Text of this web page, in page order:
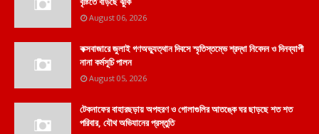
August 06, 2026
কক্সবাজারে জুলাই গণঅভ্যুত্থান দিবসে স্মৃতিস্তম্ভে শ্রদ্ধা নিবেদন ও দিনব্যাপী
নানা কর্মসূচি পালন
August 05, 2026
টেকনাফের বাহারছড়ায় অপহরণ ও গোলাগুলির আতঙ্কে ঘর ছাড়ছে শত শত
পরিবার, যৌথ অভিযানের প্রস্তুতি